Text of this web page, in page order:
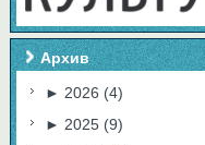
Архив
► 2026 (4)
► 2025 (9)